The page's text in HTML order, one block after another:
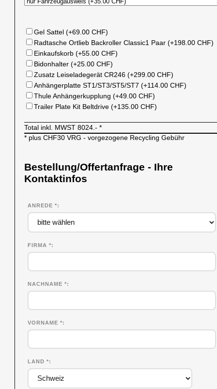
Gel Sattel (+69.00 CHF)
Radtasche Ortlieb Backroller Classic1 Paar (+198.00 CHF)
Einkaufskorb (+55.00 CHF)
Bidonhalter (+25.00 CHF)
Zusatz Leiseladegerät CR246 (+299.00 CHF)
Anhängerplatte ST1/ST3/ST5/ST7 (+114.00 CHF)
Thule Anhängerkupplung (+49.00 CHF)
Trailer Plate Kit Beltdrive (+135.00 CHF)
Total inkl. MWST8024.- *
* plus CHF30 VRG - vorgezogene Recycling Gebühr
Bestellung/Offertanfrage - Ihre
Kontaktinfos
ANREDE *
FIRMA*
NACHNAME*
VORNAME*
LAND *